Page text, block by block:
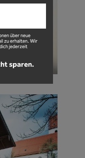
über neue
zu erhalten. Wir
jederzeit
sparen.